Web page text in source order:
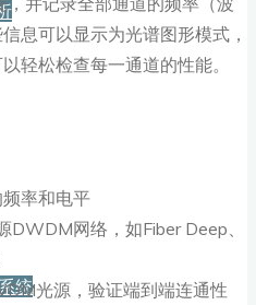
统
息可以显示为光谱图形模式，
轻松检查每一通道的性能。
率和电平
DWDM网络，如Fiber Deep、
光源，验证端到端连通性